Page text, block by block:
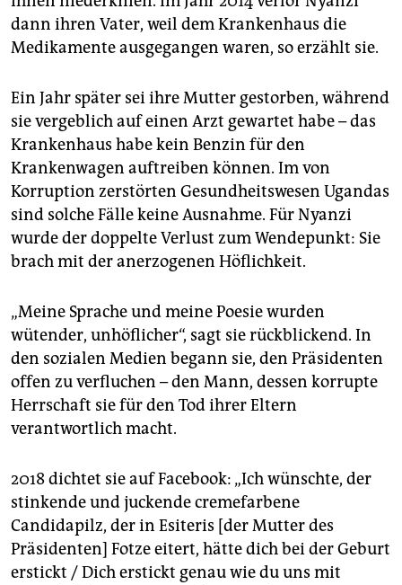
dann ihren Vater, weil dem Krankenhaus die
Medikamente ausgegangen waren, so erzählt sie.
Ein Jahr später sei ihre Mutter gestorben, während
sie vergeblich auf einen Arzt gewartet habe – das
Krankenhaus habe kein Benzin für den
Krankenwagen auftreiben können. Im von
Korruption zerstörten Gesundheitswesen Ugandas
sind solche Fälle keine Ausnahme. Für Nyanzi
wurde der doppelte Verlust zum Wendepunkt: Sie
brach mit der anerzogenen Höflichkeit.
„Meine Sprache und meine Poesie wurden
wütender, unhöflicher“, sagt sie rückblickend. In
den sozialen Medien begann sie, den Präsidenten
offen zu verfluchen – den Mann, dessen korrupte
Herrschaft sie für den Tod ihrer Eltern
verantwortlich macht.
2018 dichtet sie auf Facebook: „Ich wünschte, der
stinkende und juckende cremefarbene
Candidapilz, der in Esiteris [der Mutter des
Präsidenten] Fotze eitert, hätte dich bei der Geburt
erstickt / Dich erstickt genau wie du uns mit